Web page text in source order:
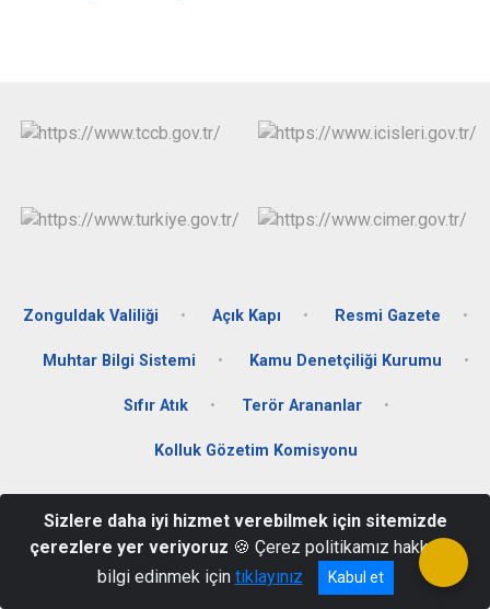
Zonguldak Valiliği Açık Kapı Resmi Gazete
Muhtar Bilgi Sistemi Kamu Denetçiliği Kurumu
Sıfır Atık Terör Arananlar
Kolluk Gözetim Komisyonu
0372 378 17 02 - 0372 378 17 05
Sizlere daha iyi hizmet verebilmek için sitemizde
çerezlere yer veriyoruz 🍪 Çerez politikamız hakkında
bilgi edinmek için tıklayınız Kabul et